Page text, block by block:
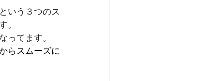
いう３つのス
。
ってます。
らスムーズに